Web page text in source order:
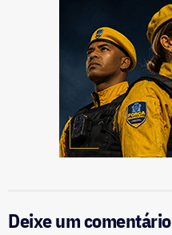
Deixe um comentário